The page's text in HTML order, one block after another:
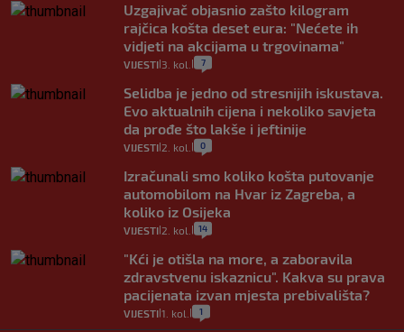
Uzgajivač objasnio zašto kilogram
rajčica košta deset eura: "Nećete ih
vidjeti na akcijama u trgovinama"
VIJESTI 3. kol. 7
Selidba je jedno od stresnijih iskustava.
Evo aktualnih cijena i nekoliko savjeta
da prođe što lakše i jeftinije
VIJESTI 2. kol. 0
Izračunali smo koliko košta putovanje
automobilom na Hvar iz Zagreba, a
koliko iz Osijeka
VIJESTI 2. kol. 14
"Kći je otišla na more, a zaboravila
zdravstvenu iskaznicu". Kakva su prava
pacijenata izvan mjesta prebivališta?
VIJESTI 1. kol. 1